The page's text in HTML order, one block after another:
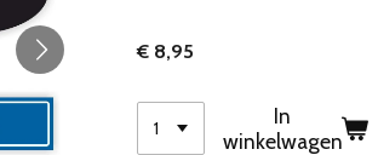
€ 8,95
In
winkelwagen